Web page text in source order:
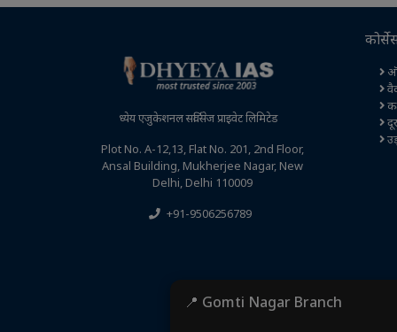
ध्येय एजुकेशनल सर्विसेज प्राइवेट लिमिटेड
Plot No. A-12,13, Flat No. 201, 2nd Floor,
Ansal Building, Mukherjee Nagar, New
Delhi, Delhi 110009
+91-9506256789
📍 Gomti Nagar Branch